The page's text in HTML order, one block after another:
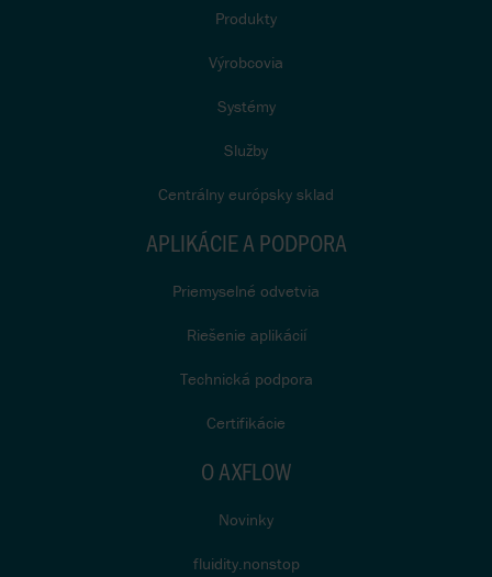
Produkty
Výrobcovia
Systémy
Služby
Centrálny európsky sklad
APLIKÁCIE A PODPORA
Priemyselné odvetvia
Riešenie aplikácií
Technická podpora
Certifikácie
O AXFLOW
Novinky
fluidity.nonstop